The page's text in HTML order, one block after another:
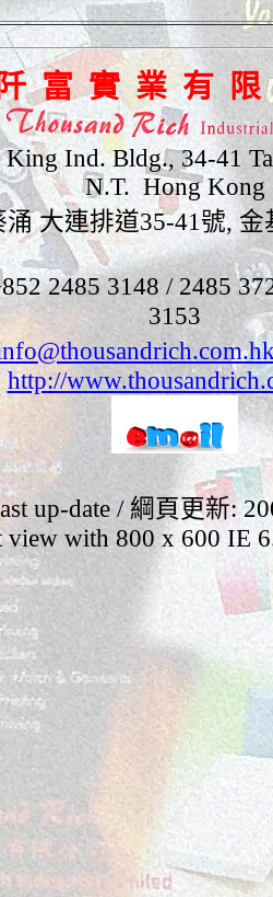
阡 富 實 業 有 限
Ind. Bldg., 34-41
N.T. Hong Kong
大連排道35-41號,金
2485 3148/ 2485
3153
http://
up-date / 綱頁更新:
view with 800 x 600 IE